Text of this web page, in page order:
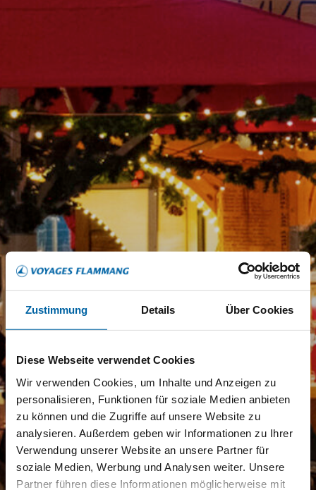
Zustimmung Details Über Cookies
Diese Webseite verwendet Cookies
Wir verwenden Cookies, um Inhalte und Anzeigen zu
personalisieren, Funktionen für soziale Medien anbieten
zu können und die Zugriffe auf unsere Website zu
analysieren. Außerdem geben wir Informationen zu Ihrer
Verwendung unserer Website an unsere Partner für
soziale Medien, Werbung und Analysen weiter. Unsere
Partner führen diese Informationen möglicherweise mit